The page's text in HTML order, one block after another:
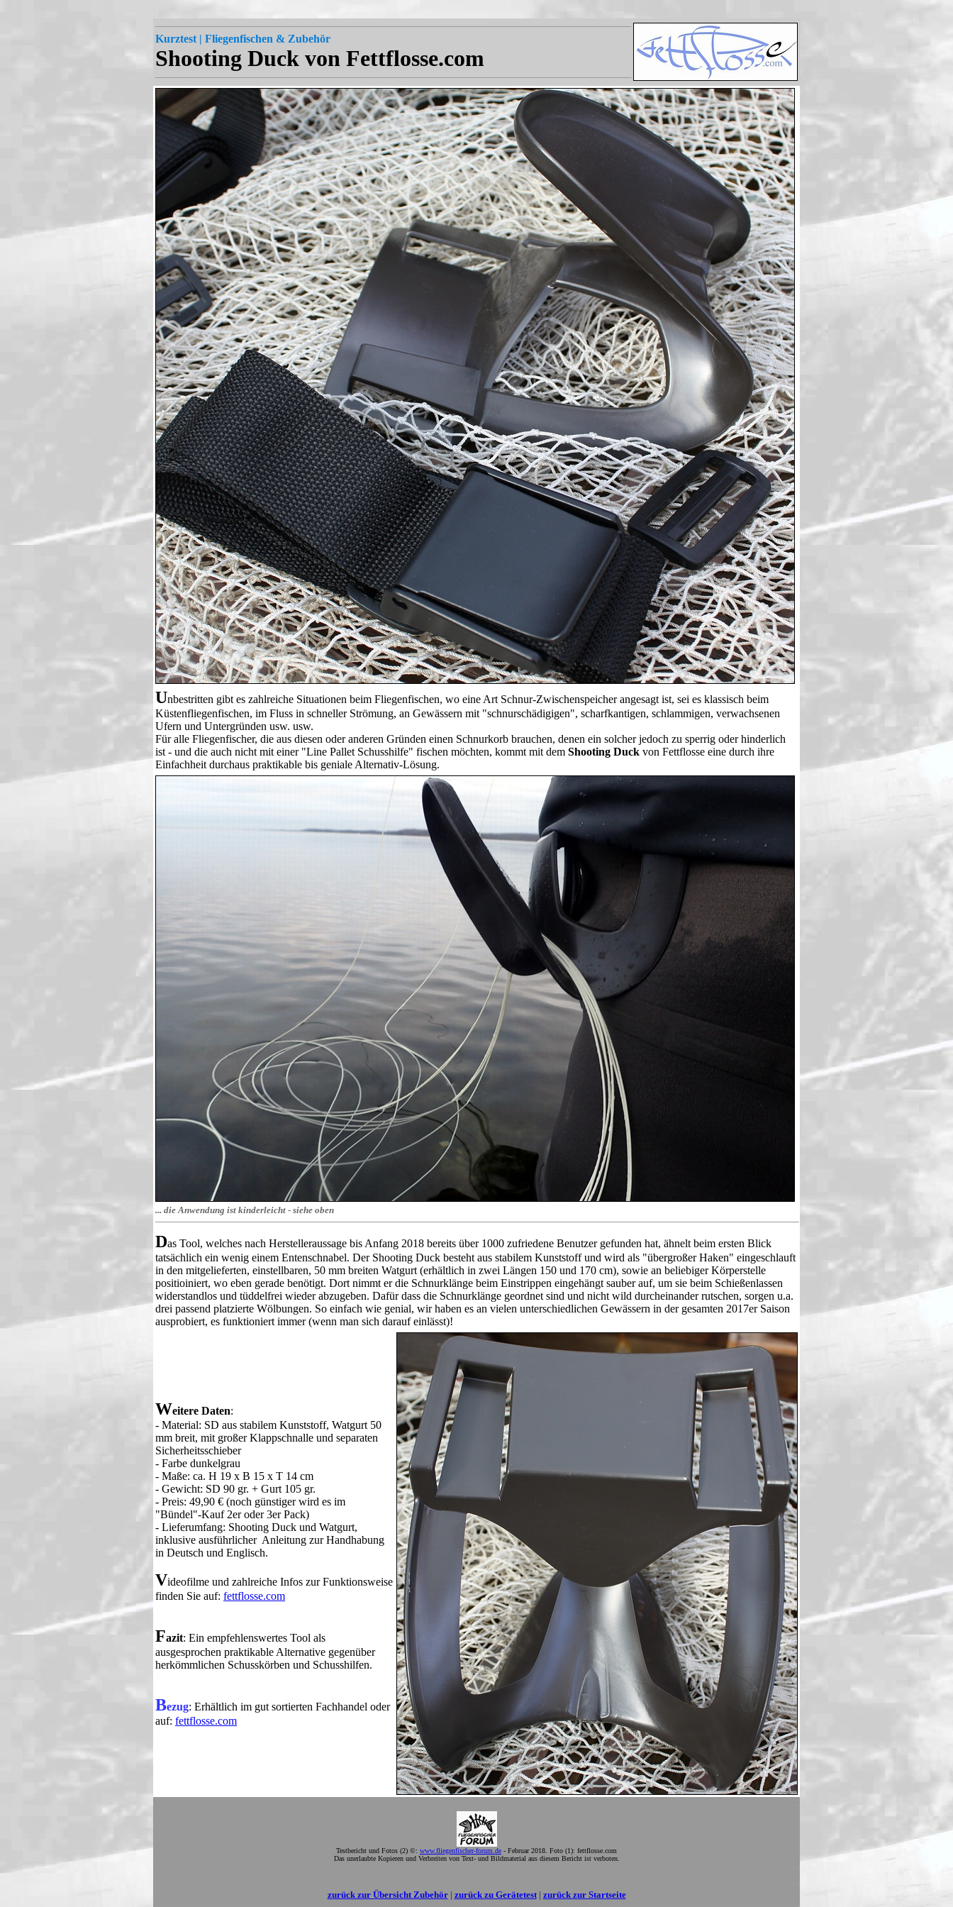
Kurztest | Fliegenfischen & Zubehör
Shooting Duck von Fettflosse.com
Unbestritten gibt es zahlreiche Situationen beim Fliegenfischen, wo eine Art Schnur-Zwischenspeicher angesagt ist, sei es klassisch beim
Küstenfliegenfischen, im Fluss in schneller Strömung, an Gewässern mit "schnurschädigigen", scharfkantigen, schlammigen, verwachsenen
Ufern und Untergründen usw. usw.
Für alle Fliegenfischer, die aus diesen oder anderen Gründen einen Schnurkorb brauchen, denen ein solcher jedoch zu sperrig oder hinderlich
ist - und die auch nicht mit einer "Line Pallet Schusshilfe" fischen möchten, kommt mit dem Shooting Duck von Fettflosse eine durch ihre
Einfachheit durchaus praktikable bis geniale Alternativ-Lösung.
... die Anwendung ist kinderleicht - siehe oben
Das Tool, welches nach Herstelleraussage bis Anfang 2018 bereits über 1000 zufriedene Benutzer gefunden hat, ähnelt beim ersten Blick
tatsächlich ein wenig einem Entenschnabel. Der Shooting Duck besteht aus stabilem Kunststoff und wird als "übergroßer Haken" eingeschlauft
in den mitgelieferten, einstellbaren, 50 mm breiten Watgurt (erhältlich in zwei Längen 150 und 170 cm), sowie an beliebiger Körperstelle
positioiniert, wo eben gerade benötigt. Dort nimmt er die Schnurklänge beim Einstrippen eingehängt sauber auf, um sie beim Schießenlassen
widerstandlos und tüddelfrei wieder abzugeben. Dafür dass die Schnurklänge geordnet sind und nicht wild durcheinander rutschen, sorgen u.a.
drei passend platzierte Wölbungen. So einfach wie genial, wir haben es an vielen unterschiedlichen Gewässern in der gesamten 2017er Saison
ausprobiert, es funktioniert immer (wenn man sich darauf einlässt)!
Weitere Daten:
- Material: SD aus stabilem Kunststoff, Watgurt 50
mm breit, mit großer Klappschnalle und separaten
Sicherheitsschieber
- Farbe dunkelgrau
- Maße: ca. H 19 x B 15 x T 14 cm
- Gewicht: SD 90 gr. + Gurt 105 gr.
- Preis: 49,90 € (noch günstiger wird es im
"Bündel"-Kauf 2er oder 3er Pack)
- Lieferumfang: Shooting Duck und Watgurt,
inklusive ausführlicher Anleitung zur Handhabung
in Deutsch und Englisch.
Videofilme und zahlreiche Infos zur Funktionsweise
finden Sie auf: fettflosse.com
Fazit: Ein empfehlenswertes Tool als
ausgesprochen praktikable Alternative gegenüber
herkömmlichen Schusskörben und Schusshilfen.
Bezug: Erhältlich im gut sortierten Fachhandel oder
auf: fettflosse.com
Testbericht und Fotos (2) ©: www.fliegenfischer-forum.de - Februar 2018. Foto (1): fettflosse.com
Das unerlaubte Kopieren und Verbreiten von Text- und Bildmaterial aus diesem Bericht ist verboten.
zurück zur Übersicht Zubehör| zurück zu Gerätetest| zurück zur Startseite